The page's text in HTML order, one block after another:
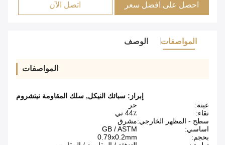
احصل على افضل سعر اتصل الآن
المواصفات الوصف
المواصفات
إبراز: سبائك النيكل, سلك المقاومة نيتشروم
عينة:
حر
نقاء:
44٪ ني
سطح - المظهر الخارجي:مشرق
اساسي:
GB / ASTM
بحجم:
0.79x0.2mm